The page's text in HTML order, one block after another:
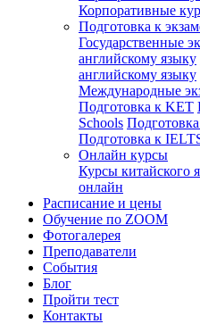
Корпоративные
Подготовка к
Государственные
английскому языку
английскому языку
Международные
Подготовка к KET
Schools
Подготовка к
Онлайн курсы
Курсы китайского
онлайн
Расписание и цены
Обучение по ZOOM
Фотогалерея
Преподаватели
События
Блог
Пройти тест
Контакты